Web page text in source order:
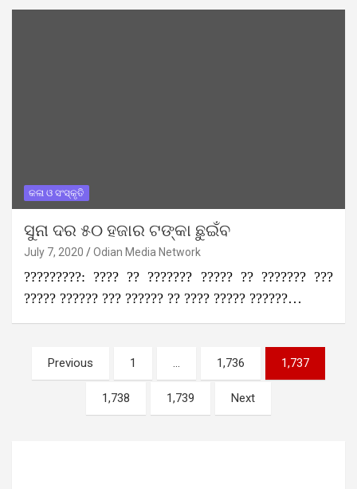
କଳା ଓ ସଂସ୍କୃତି
ସୁନା ଦର ୫୦ ହଜାର ଟଙ୍କା ଛୁଇଁବ
July 7, 2020 Odian Media Network
?????????: ???? ?? ??????? ????? ?? ??????? ???
????? ?????? ??? ?????? ?? ???? ????? ??????…
Posts
pagination
Previous 1 … 1,736 1,737
1,738 1,739 Next